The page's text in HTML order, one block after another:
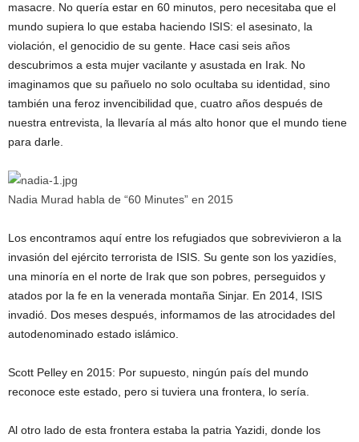
masacre. No quería estar en 60 minutos, pero necesitaba que el
mundo supiera lo que estaba haciendo ISIS: el asesinato, la
violación, el genocidio de su gente. Hace casi seis años
descubrimos a esta mujer vacilante y asustada en Irak. No
imaginamos que su pañuelo no solo ocultaba su identidad, sino
también una feroz invencibilidad que, cuatro años después de
nuestra entrevista, la llevaría al más alto honor que el mundo tiene
para darle.
Nadia Murad habla de “60 Minutes” en 2015
Los encontramos aquí entre los refugiados que sobrevivieron a la
invasión del ejército terrorista de ISIS. Su gente son los yazidíes,
una minoría en el norte de Irak que son pobres, perseguidos y
atados por la fe en la venerada montaña Sinjar. En 2014, ISIS
invadió. Dos meses después, informamos de las atrocidades del
autodenominado estado islámico.
Scott Pelley en 2015: Por supuesto, ningún país del mundo
reconoce este estado, pero si tuviera una frontera, lo sería.
Al otro lado de esta frontera estaba la patria Yazidi, donde los